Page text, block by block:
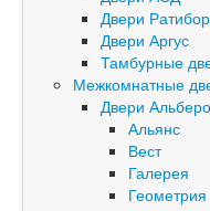
Двери Ратибор
Двери Аргус
Тамбурные
Межкомнатные
Двери Альберо
Альянс
Вест
Галерея
Геометрия